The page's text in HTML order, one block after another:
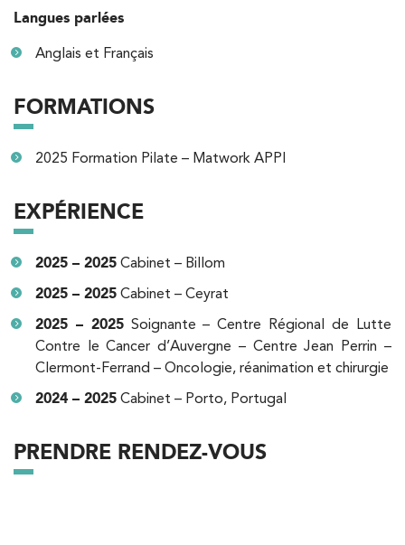
Langues parlées
Anglais et Français
FORMATIONS
2025 Formation Pilate – Matwork APPI
EXPÉRIENCE
2025 – 2025 Cabinet – Billom
2025 – 2025 Cabinet – Ceyrat
2025 – 2025Soignante – Centre Régional de Lutte
Contre le Cancer d’Auvergne – Centre Jean Perrin –
Clermont-Ferrand – Oncologie, réanimation et chirurgie
2024 – 2025 Cabinet – Porto, Portugal
PRENDRE RENDEZ-VOUS
3 Av. André Morizet 92100 Boulogne-
3 Av. André Morizet 92100 Boulogne-
01 48 25 34 79
PRENDRE RDV
Kinésithérapie
IK Châtenay-Malabry – 92
380 Av. de la Division Leclerc 92290
Châtenay-Malabry
Châtenay-Malabry